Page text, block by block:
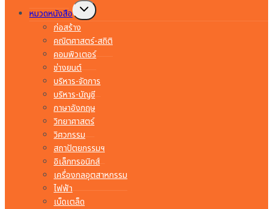
หมวดหนังสือ
Toggle
child
menu
ก่อสร้าง
คณิตศาสตร์-สถิติ
คอมพิวเตอร์
ช่างยนต์
บริหาร-จัดการ
บริหาร-บัญชี
ภาษาอังกฤษ
วิทยาศาสตร์
วิศวกรรม
สถาปัตยกรรมฯ
อิเล็กทรอนิกส์
เครื่องกลอุตสาหกรรม
ไฟฟ้า
เบ็ดเตล็ด